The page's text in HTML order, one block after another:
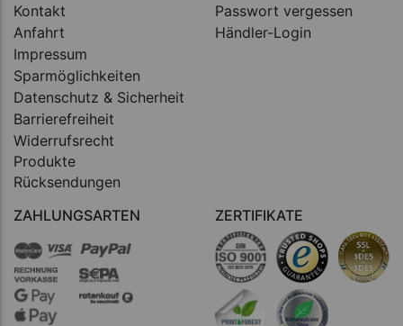
Kontakt
Anfahrt
Impressum
Sparmöglichkeiten
Datenschutz & Sicherheit
Barrierefreiheit
Widerrufsrecht
Produkte
Rücksendungen
Passwort vergessen
Händler-Login
ZAHLUNGSARTEN ZERTIFIKATE